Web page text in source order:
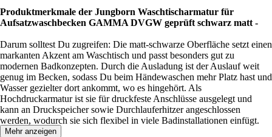
Produktmerkmale der Jungborn Waschtischarmatur für
Aufsatzwaschbecken GAMMA DVGW geprüft schwarz matt -
Darum solltest Du zugreifen: Die matt-schwarze Oberfläche setzt einen
markanten Akzent am Waschtisch und passt besonders gut zu
modernen Badkonzepten. Durch die Ausladung ist der Auslauf weit
genug im Becken, sodass Du beim Händewaschen mehr Platz hast und
Wasser gezielter dort ankommt, wo es hingehört. Als
Hochdruckarmatur ist sie für druckfeste Anschlüsse ausgelegt und
kann an Druckspeicher sowie Durchlauferhitzer angeschlossen
werden, wodurch sie sich flexibel in viele Badinstallationen einfügt.
Mehr anzeigen